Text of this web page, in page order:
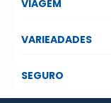
VIAGEM
VARIEADADES
SEGURO